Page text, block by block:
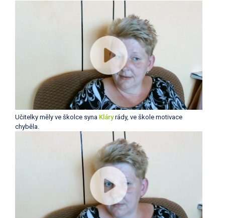
Učitelky měly ve školce syna Kláryrády, ve škole motivace
chyběla.